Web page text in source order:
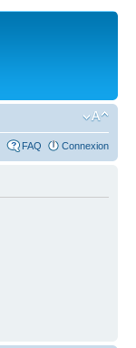
FAQ Connexion